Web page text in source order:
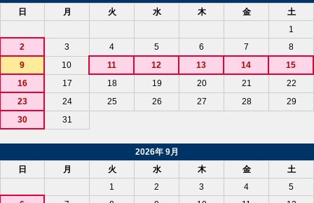
日
月 火 水 木 金
土
1
2
3 4 5 6 7
8
9
10 11 12 13 14
15
16
17 18 19 20 21
22
23
24 25 26 27 28
29
30
31
2026年 9月
日
月 火 水 木 金
土
1
2 3 4
5